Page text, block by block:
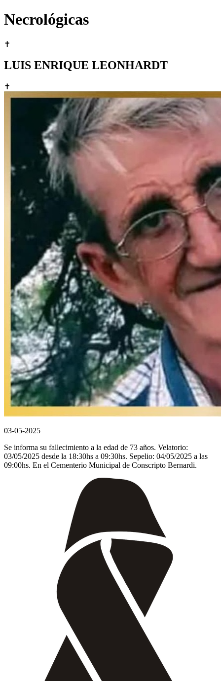
Necrológicas
✝
LUIS ENRIQUE LEONHARDT
✝
03-05-2025
Se informa su fallecimiento a la edad de 73 años. Velatorio:
03/05/2025 desde la 18:30hs a 09:30hs. Sepelio: 04/05/2025 a las
09:00hs. En el Cementerio Municipal de Conscripto Bernardi.